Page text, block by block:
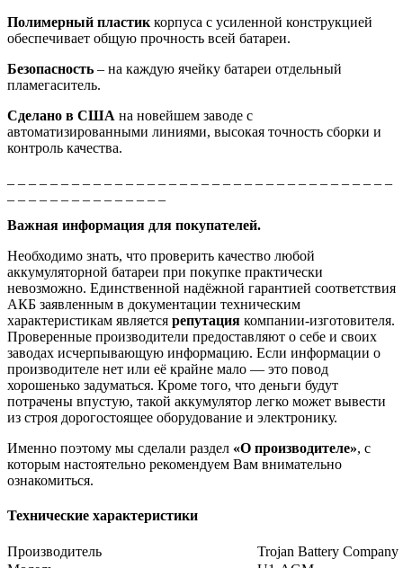
Полимерный пластик корпуса с усиленной конструкцией
обеспечивает общую прочность всей батареи.
Безопасность – на каждую ячейку батареи отдельный
пламегаситель.
Сделано в США на новейшем заводе с
автоматизированными линиями, высокая точность сборки и
контроль качества.
Важная информация для покупателей.
Необходимо знать, что проверить качество любой
аккумуляторной батареи при покупке практически
невозможно. Единственной надёжной гарантией соответствия
АКБ заявленным в документации техническим
характеристикам является репутация компании-изготовителя.
Проверенные производители предоставляют о себе и своих
заводах исчерпывающую информацию. Если информации о
производителе нет или её крайне мало — это повод
хорошенько задуматься. Кроме того, что деньги будут
потрачены впустую, такой аккумулятор легко может вывести
из строя дорогостоящее оборудование и электронику.
Именно поэтому мы сделали раздел «О производителе», с
которым настоятельно рекомендуем Вам внимательно
ознакомиться.
Технические характеристики
Производитель
Trojan Battery Company